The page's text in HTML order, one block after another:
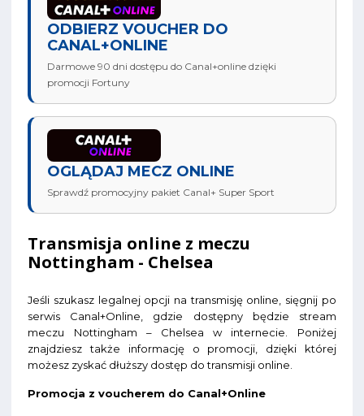
ODBIERZ VOUCHER DO
CANAL+ONLINE
Darmowe 90 dni dostępu do Canal+online dzięki
promocji Fortuny
OGLĄDAJ MECZ ONLINE
Sprawdź promocyjny pakiet Canal+ Super Sport
Transmisja online z meczu
Nottingham - Chelsea
Jeśli szukasz legalnej opcji na transmisję online, sięgnij po
serwis Canal+Online, gdzie dostępny będzie stream
meczu Nottingham – Chelsea w internecie. Poniżej
znajdziesz także informację o promocji, dzięki której
możesz zyskać dłuższy dostęp do transmisji online.
Promocja z voucherem do Canal+Online